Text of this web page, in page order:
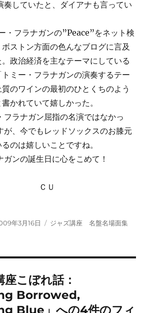
奏していたと、ダイアナも言ってい
フラナガンの”Peace”をネット検
ストン方面の色んなブログに言及
政治経済を主なテーマにしている
トミー・フラナガンの演奏するテー
のワインの最初のひとくちのよう
かれていて嬉しかった。
フラナガン屈指の名演ではなかっ
が、今でもレッドソックスのお膝元
のは嬉しいことですね。
ガンの誕生日に心をこめて！
ＣＵ
年3月16日
カ
ジャズ講座 名盤名場面集
座こぼれ話：
Borrowed,
Blue」への4件のフィ